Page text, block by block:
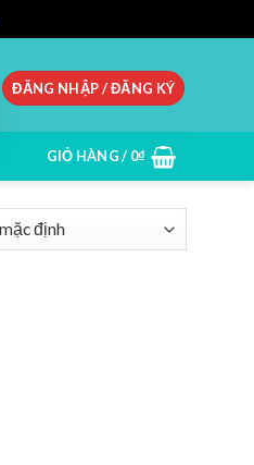
ĐĂNG NHẬP / ĐĂNG KÝ
GIỎ HÀNG / 0₫